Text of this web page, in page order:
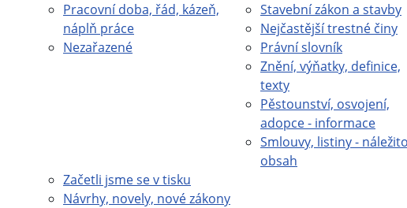
Pracovní doba, řád, kázeň,
náplň práce
Nezařazené
Stavební zákon a stavby
Nejčastější trestné činy
Právní slovník
Znění, výňatky, definice,
texty
Pěstounství, osvojení,
adopce - informace
Smlouvy, listiny -
obsah
Začetli jsme se v tisku
Návrhy, novely, nové zákony